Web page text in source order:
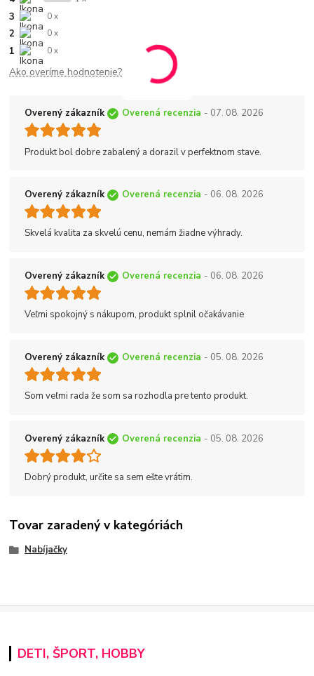
3 0 x
2 0 x
1 0 x
Ako overíme hodnotenie?
Overený zákazník Overená recenzia - 07. 08. 2026
Produkt bol dobre zabalený a dorazil v perfektnom stave.
Overený zákazník Overená recenzia - 06. 08. 2026
Skvelá kvalita za skvelú cenu, nemám žiadne výhrady.
Overený zákazník Overená recenzia - 06. 08. 2026
Veľmi spokojný s nákupom, produkt splnil očakávanie
Overený zákazník Overená recenzia - 05. 08. 2026
Som veľmi rada že som sa rozhodla pre tento produkt.
Overený zákazník Overená recenzia - 05. 08. 2026
Dobrý produkt, určite sa sem ešte vrátim.
Tovar zaradený v kategóriách
Nabíjačky
DETI, ŠPORT, HOBBY